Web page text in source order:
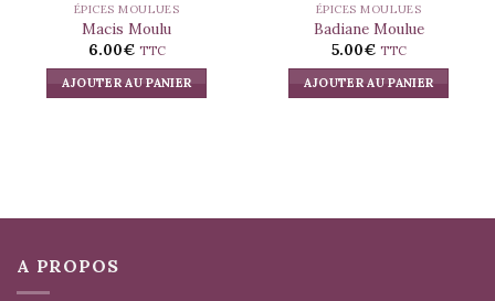
ÉPICES MOULUES
Macis Moulu
6.00€ TTC
AJOUTER AU PANIER
ÉPICES MOULUES
Badiane Moulue
5.00€ TTC
AJOUTER AU PANIER
A PROPOS